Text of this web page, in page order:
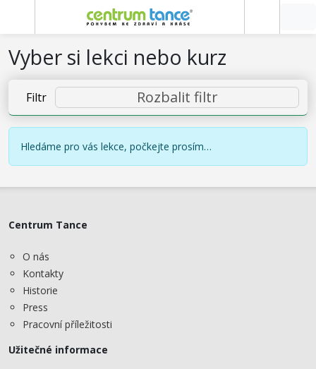
Vyber si lekci nebo kurz
Filtr Rozbalit filtr
Hledáme pro vás lekce, počkejte prosím…
Centrum Tance
O nás
Kontakty
Historie
Press
Pracovní příležitosti
Užitečné informace